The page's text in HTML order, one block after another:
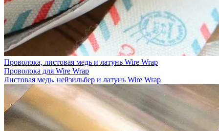
Проволока, листовая медь и латунь Wire Wrap
Проволока для Wire Wrap
Листовая медь, нейзильбер и латунь Wire Wrap